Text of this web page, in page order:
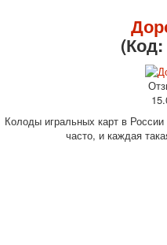
(Код:
Колоды игральных карт в
часто, и каждая